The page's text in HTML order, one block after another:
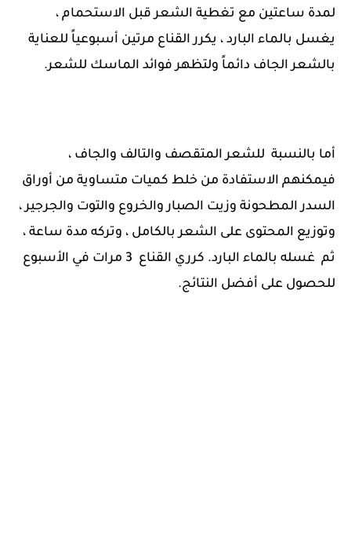
لمدة ساعتين مع تغطية الشعر قبل الاستحمام ،
يغسل بالماء البارد ، يكرر القناع مرتين أسبوعياً للعناية
بالشعر الجاف دائماً ولتظهر فوائد الماسك للشعر.
أما بالنسبة للشعر المتقصف والتالف والجاف ،
فيمكنهم الاستفادة من خلط كميات متساوية من أوراق
السدر المطحونة وزيت الصبار والخروع والتوت والجرجير ،
وتوزيع المحتوى على الشعر بالكامل ، وتركه مدة ساعة ،
ثم غسله بالماء البارد. كرري القناع 3 مرات في الأسبوع
للحصول على أفضل النتائج.